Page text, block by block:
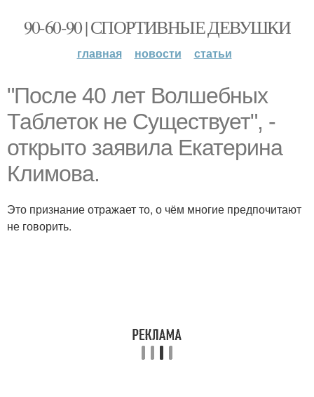
90-60-90 | СПОРТИВНЫЕ ДЕВУШКИ
главная новости статьи
"После 40 лет Волшебных
Таблеток не Существует", -
открыто заявила Екатерина
Климова.
Это признание отражает то, о чём многие предпочитают
не говорить.